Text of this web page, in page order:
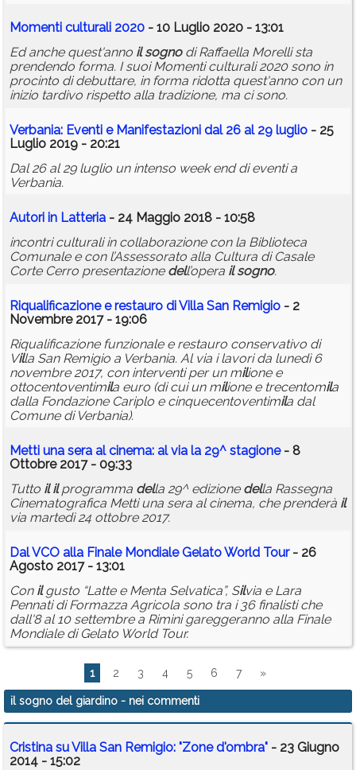
Momenti culturali 2020 - 10 Luglio 2020 - 13:01
Ed anche quest'anno il sognodi Raffaella Morelli sta
prendendo forma. I suoi Momenti culturali 2020 sono in
procinto di debuttare, in forma ridotta quest'anno con un
inizio tardivo rispetto alla tradizione, ma ci sono.
Verbania: Eventi e Manifestazioni dal 26 al 29 luglio - 25
Luglio 2019 - 20:21
Dal 26 al 29 luglio un intenso week end di eventi a
Verbania.
Autori in Latteria - 24 Maggio 2018 - 10:58
incontri culturali in collaborazione con la Biblioteca
Comunale e con l’Assessorato alla Cultura di Casale
Corte Cerro presentazione dell’opera il sogno.
Riqualificazione e restauro di Villa San Remigio - 2
Novembre 2017 - 19:06
Riqualificazione funzionale e restauro conservativo di
Villa San Remigio a Verbania. Al via i lavori da lunedì 6
novembre 2017, con interventi per un milione e
ottocentoventimila euro (di cui un milione e trecentomila
dalla Fondazione Cariplo e cinquecentoventimila dal
Comune di Verbania).
Metti una sera al cinema: al via la 29^ stagione- 8
Ottobre 2017 - 09:33
Tutto il ilprogramma della 29^ edizione della Rassegna
Cinematografica Metti una sera al cinema, che prenderà il
via martedì 24 ottobre 2017.
Dal VCO alla Finale Mondiale Gelato World Tour- 26
Agosto 2017 - 13:01
Con ilgusto “Latte e Menta Selvatica”, Silvia e Lara
Pennati di Formazza Agricola sono tra i 36 finalisti che
dall'8 al 10 settembre a Rimini gareggeranno alla Finale
Mondiale di Gelato World Tour.
1 2 3 4 5 6 7 »
il sogno del giardino - nei commenti
Cristina su Villa San Remigio: "Zone d'ombra" - 23 Giugno
2014 - 15:02